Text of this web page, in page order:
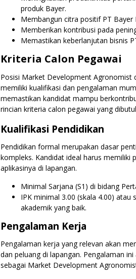
produk Bayer.
Membangun citra positif PT Bayer
Memberikan kontribusi pada
Memastikan keberlanjutan bisnis
Kriteria Calon Pegawai
Posisi Market Development Agronomist
memiliki kualifikasi dan pengalaman
memastikan kandidat mampu
rincian kriteria calon pegawai yang
Kualifikasi Pendidikan
Pendidikan formal merupakan dasar
kompleks. Kandidat ideal harus memiliki
aplikasinya di lapangan.
Minimal Sarjana (S1) di bidang
IPK minimal 3.00 (skala 4.00)
akademik yang baik.
Pengalaman Kerja
Pengalaman kerja yang relevan akan
dan peluang di lapangan. Pengalaman
sebagai Market Development